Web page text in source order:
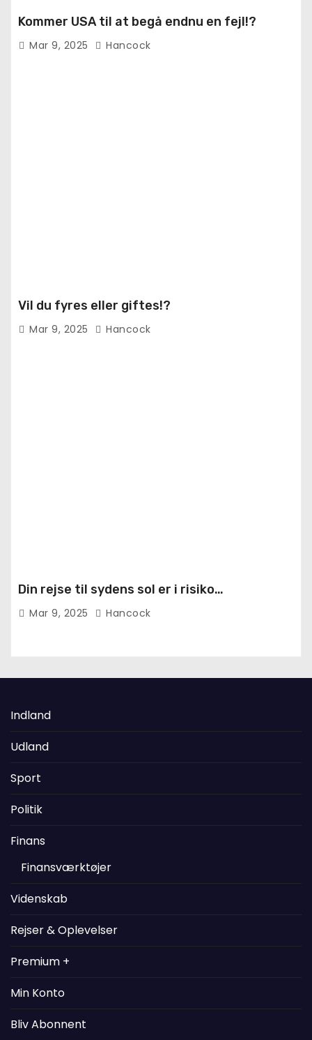
Kommer USA til at begå endnu en fejl!?
Mar 9, 2025 Hancock
Vil du fyres eller giftes!?
Mar 9, 2025 Hancock
Din rejse til sydens sol er i risiko…
Mar 9, 2025 Hancock
Indland
Udland
Sport
Politik
Finans
Finansværktøjer
Videnskab
Rejser & Oplevelser
Premium +
Min Konto
Bliv Abonnent